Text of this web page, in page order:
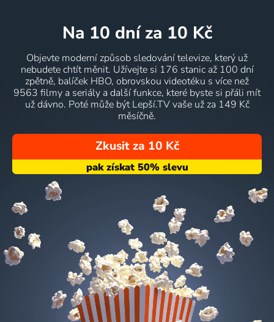
na 10 dní za 10 Kč
Objevte moderní způsob sledování televize, který už
nebudete chtít měnit. Užívejte si 176 stanic až 100 dní
zpětně, balíček HBO, obrovskou videotéku s více než
9563 filmy a seriály a další funkce, které byste si přáli mít
už dávno. Poté může být Lepší.TV vaše už za 149 Kč
měsíčně.
Zkusit za 10 Kč